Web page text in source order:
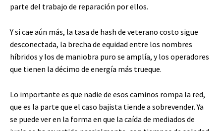
parte del trabajo de reparación por ellos.
Y si cae aún más, la tasa de hash de veterano costo sigue
desconectada, la brecha de equidad entre los nombres
híbridos y los de maniobra puro se amplía, y los operadores
que tienen la décimo de energía más trueque.
Lo importante es que nadie de esos caminos rompa la red,
que es la parte que el caso bajista tiende a sobrevender. Ya
se puede ver en la forma en que la caída de mediados de